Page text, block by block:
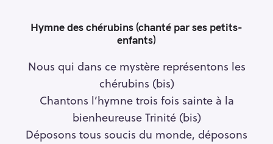
Hymne des chérubins(chanté par ses petits-
enfants)
Nous qui dans ce mystère représentons les
chérubins (bis)
Chantons l’hymne trois fois sainte à la
bienheureuse Trinité (bis)
Déposons tous soucis du monde, déposons